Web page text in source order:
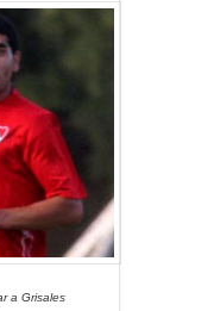
a Grisales